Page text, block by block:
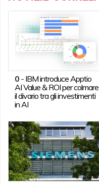
0- IBM introduce Apptio
AI Value & ROI per colmare
il divario tra gli investimenti
in AI